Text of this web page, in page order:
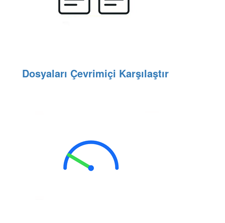
Dosyaları Çevrimiçi Karşılaştır